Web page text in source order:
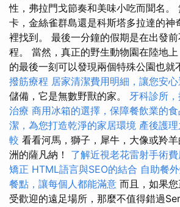
性，弗拉門戈節奏和美味小吃而聞名。
卡，金絲雀群島還是科斯塔多拉達的神
裡找到。 最後一分鐘的假期是在出發
程。 當然，真正的野生動物園在陸地
的最後一刻可以發現兩個特殊公園也就
撥筋療程 居家清潔費用明細，讓您安
儲備，它是無數野獸的家。 牙科診所
治療 商用冰箱的選擇，保障餐飲業的
潔，為您打造乾淨的家居環境 產後護
較 看看河馬，獅子，犀牛，大像或羚
洲的薩凡納！ 了解近視老花雷射手術
矯正 HTML語言與SEO的結合 自助餐
餐點，讓每個人都能滿意 而且，如果
受歡迎的遠足場所，那麼不值得錯過